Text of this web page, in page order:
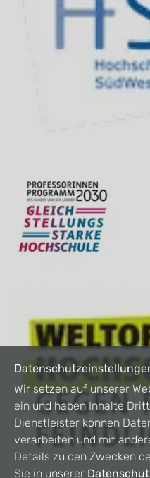
Wir setzen auf unserer
ein und haben Inhalte
Dienstleister können
verarbeiten und mit
Details zu den Zwecken
Sie in unserer